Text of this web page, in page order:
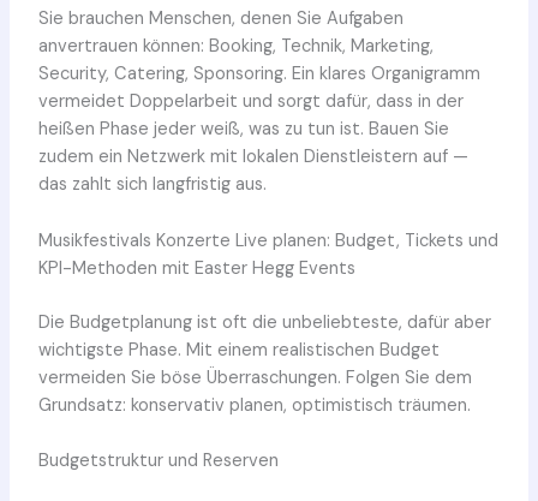
Sie brauchen Menschen, denen Sie Aufgaben
anvertrauen können: Booking, Technik, Marketing,
Security, Catering, Sponsoring. Ein klares Organigramm
vermeidet Doppelarbeit und sorgt dafür, dass in der
heißen Phase jeder weiß, was zu tun ist. Bauen Sie
zudem ein Netzwerk mit lokalen Dienstleistern auf —
das zahlt sich langfristig aus.
Musikfestivals Konzerte Live planen: Budget, Tickets und
KPI-Methoden mit Easter Hegg Events
Die Budgetplanung ist oft die unbeliebteste, dafür aber
wichtigste Phase. Mit einem realistischen Budget
vermeiden Sie böse Überraschungen. Folgen Sie dem
Grundsatz: konservativ planen, optimistisch träumen.
Budgetstruktur und Reserven